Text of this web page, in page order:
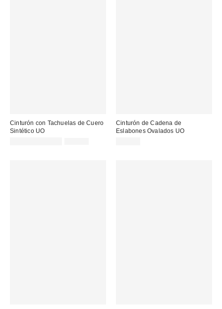
Cinturón con Tachuelas de Cuero
Sintético UO
Cinturón de Cadena de
Eslabones Ovalados UO